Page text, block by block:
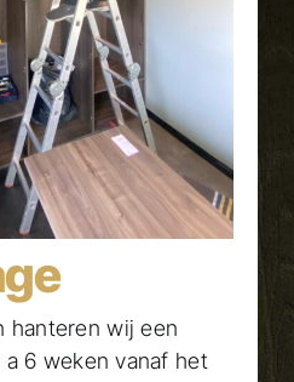
hanteren wij een
a 6 weken vanaf het